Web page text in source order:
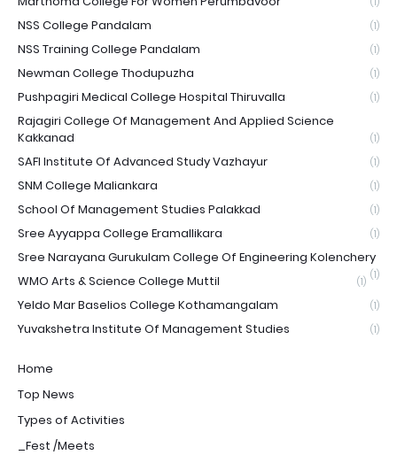
NSS College Pandalam (1)
NSS Training College Pandalam (1)
Newman College Thodupuzha (1)
Pushpagiri Medical College Hospital Thiruvalla (1)
Rajagiri College Of Management And Applied Science
Kakkanad
(1)
SAFI Institute Of Advanced Study Vazhayur (1)
SNM College Maliankara (1)
School Of Management Studies Palakkad (1)
Sree Ayyappa College Eramallikara (1)
Sree Narayana Gurukulam College Of Engineering Kolenchery
(1)
WMO Arts & Science College Muttil (1)
Yeldo Mar Baselios College Kothamangalam (1)
Yuvakshetra Institute Of Management Studies (1)
Home
Top News
Types of Activities
_Fest /Meets